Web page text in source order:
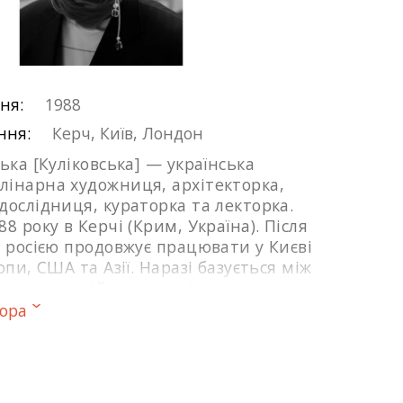
1988
Керч, Київ, Лондон
[Куліковська] — українська
художниця, архітекторка,
кураторка та лекторка.
року в Керчі (Крим, Україна). Після
росією продовжує працювати у Києві
США та Азії. Наразі базується між
дисертації університету